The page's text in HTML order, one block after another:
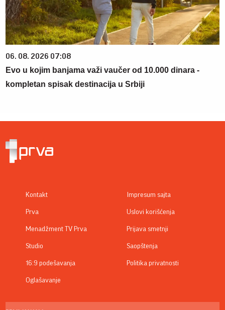
06. 08. 2026 07:08
Evo u kojim banjama važi vaučer od 10.000 dinara -
kompletan spisak destinacija u Srbiji
Kontakt
Prva
Menadžment TV Prva
Studio
16:9 podešavanja
Oglašavanje
Impresum sajta
Uslovi korišćenja
Prijava smetnji
Saopštenja
Politika privatnosti